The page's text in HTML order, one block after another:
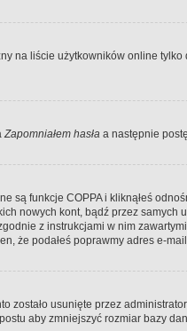
na liście użytkowników online
Zapomniałem hasła a następnie
są funkcje COPPA i kliknąłeś
nowych kont, bądź przez samych
z instrukcjami w nim
że podałeś poprawmy adres e-
zostało usunięte przez
aby zmniejszyć rozmiar bazy